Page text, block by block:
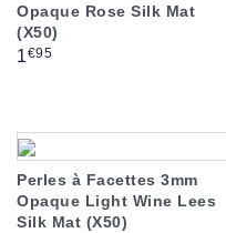
Opaque Rose Silk Mat
(X50)
Prix
1€95
Perles à Facettes 3mm
Opaque Light Wine Lees
Silk Mat (X50)